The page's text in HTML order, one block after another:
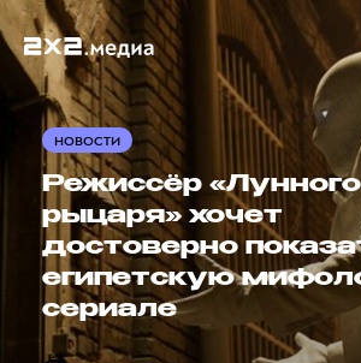
НОВОСТИ
Режиссёр «Лунного
рыцаря» хочет
достоверно
египетскую
сериале